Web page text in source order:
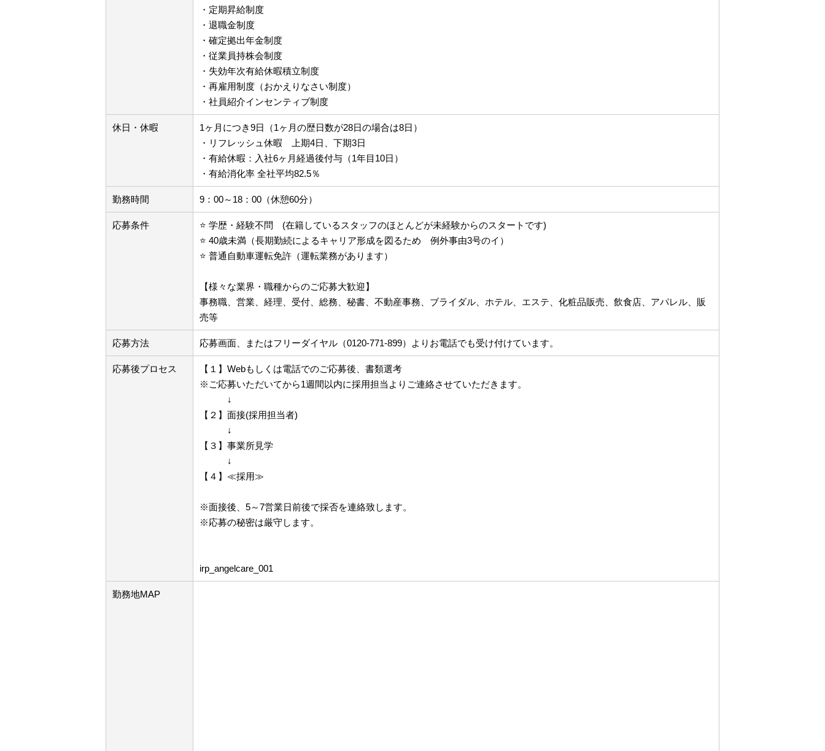
・定期昇給制度
・退職金制度
・確定拠出年金制度
・従業員持株会制度
・失効年次有給休暇積立制度
・再雇用制度（おかえりなさい制度）
・社員紹介インセンティブ制度
休日・休暇
1ヶ月につき9日（1ヶ月の歴日数が28日の場合は8日）
・リフレッシュ休暇 上期4日、下期3日
・有給休暇：入社6ヶ月経過後付与（1年目10日）
・有給消化率 全社平均82.5％
勤務時間 9：00～18：00（休憩60分）
応募条件
⭐ 学歴・経験不問 (在籍しているスタッフのほとんどが未経験からのスタートです)
⭐ 40歳未満（長期勤続によるキャリア形成を図るため 例外事由3号のイ）
⭐ 普通自動車運転免許（運転業務があります）
【様々な業界・職種からのご応募大歓迎】
事務職、営業、経理、受付、総務、秘書、不動産事務、ブライダル、ホテル、エステ、化粧品販売、飲食店、アパレル、販
売等
応募方法 応募画面、またはフリーダイヤル（0120-771-899）よりお電話でも受け付けています。
応募後プロセス
【１】Webもしくは電話でのご応募後、書類選考
※ご応募いただいてから1週間以内に採用担当よりご連絡させていただきます。
↓
【２】面接(採用担当者)
↓
【３】事業所見学
↓
【４】≪採用≫
※面接後、5～7営業日前後で採否を連絡致します。
※応募の秘密は厳守します。
irp_angelcare_001
勤務地MAP